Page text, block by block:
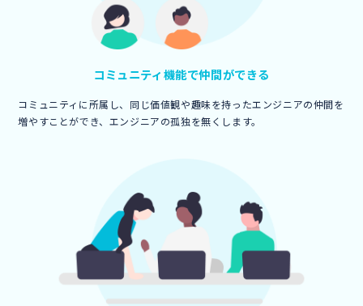
コミュニティ機能で仲間ができる
コミュニティに所属し、同じ価値観や趣味を持ったエンジニアの仲間を
増やすことができ、エンジニアの孤独を無くします。